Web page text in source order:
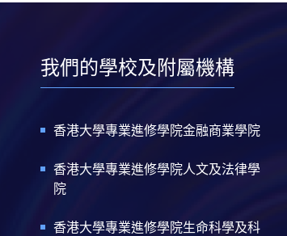
我們的學校及附屬機構
香港大學專業進修學院金融商業學院
香港大學專業進修學院人文及法律學
院
香港大學專業進修學院生命科學及科